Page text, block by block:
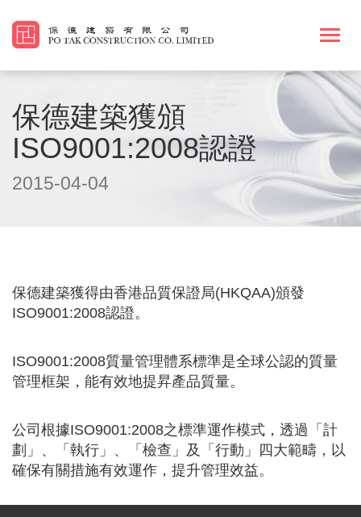
保德建築獲頒
ISO9001:2008認證
2015-04-04
保德建築獲得由香港品質保證局(HKQAA)頒發
ISO9001:2008認證。
ISO9001:2008質量管理體系標準是全球公認的質量
管理框架，能有效地提昇產品質量。
公司根據ISO9001:2008之標準運作模式，透過「計
劃」、「執行」、「檢查」及「行動」四大範疇，以
確保有關措施有效運作，提升管理效益。